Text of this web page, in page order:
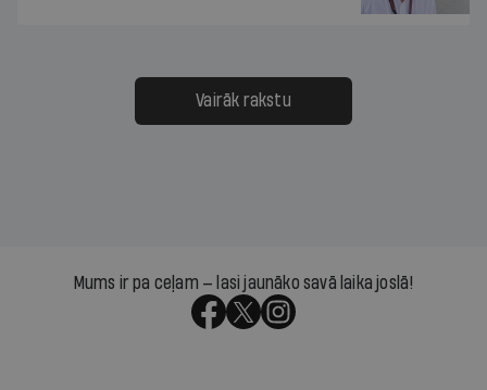
Vairāk rakstu
Mums ir pa ceļam — lasi jaunāko savā laika joslā!